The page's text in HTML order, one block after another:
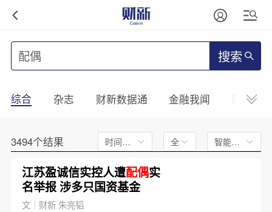
搜索
综合 杂志 财新数据通 金融我闻 财新
3494个结果 时间不限 全文 智能排序
江苏盈诚信实控人遭配偶实
名举报 涉多只国资基金
文｜财新 朱亮韬